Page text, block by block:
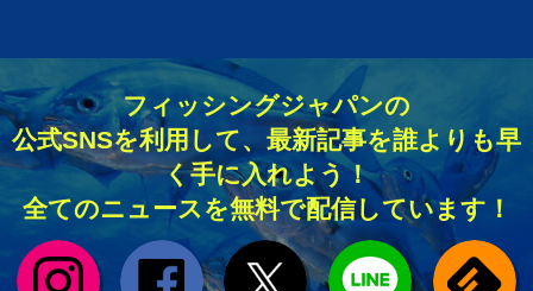
フィッシングジャパンの
公式SNSを利用して、最新記事を誰よりも早
く手に入れよう！
全てのニュースを無料で配信しています！